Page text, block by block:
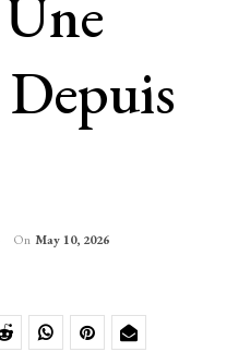
On May 10, 2026